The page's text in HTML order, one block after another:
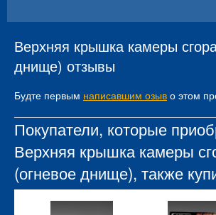
Верхняя крышка камеры
днище) отзывы
Будте первым написавшим озыв о этом
Покупатели, которые
Верхняя крышка камеры
(огневое днище), также